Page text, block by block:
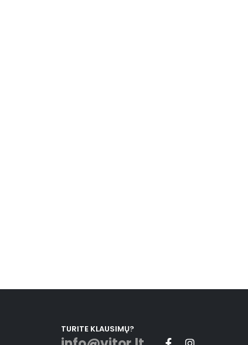
TURITE KLAUSIMŲ?